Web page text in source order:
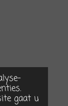
gaat u